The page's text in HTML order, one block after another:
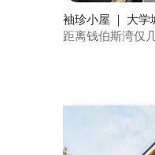
袖珍小屋 ｜ 大学
距离钱伯斯湾仅